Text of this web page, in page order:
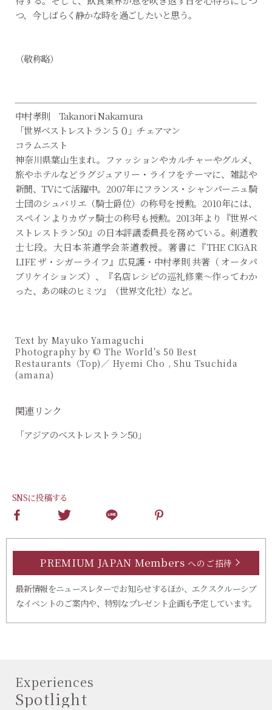
つ、今しばらく静かな時を過ごしたいと思う。
（敬称略）
中村孝則 Takanori Nakamura
「世界ベストレストラン５０」チェアマン
コラムニスト
神奈川県葉山生まれ。ファッションやカルチャーやグルメ、
旅やホテルなどラグジュアリー・ライフをテーマに、雑誌や
新聞、TVにて活躍中。2007年にフランス・シャンパーニュ騎
士団のシュバリエ（騎士爵位）の称号を授勲。2010年には、
スペインよりカヴァ騎士の称号も授勲。2013年より『世界ベ
ストレストラン50』の日本評議委員長を務めている。剣道教
士七段。大日本茶道学会茶道教授。著書に『THE CIGAR
LIFE ザ・シガーライフ』広見護・中村孝則 共著（ オータパ
ブリケイションズ）、『名店レシピの巡礼修業～作ってわか
った、あの味のヒミツ』（世界文化社）など。
Text by Mayuko Yamaguchi
Photography by © The World's 50 Best
Restaurants（Top)／ Hyemi Cho , Shu Tsuchida
(amana)
関連リンク
「アジアのベストレストラン50」
SNSに投稿する
PREMIUM JAPAN Members へのご招待
最新情報をニュースレターでお知らせするほか、エクスクルーシブ
なイベントのご案内や、特別なプレゼント企画も予定しています。
Experiences
Spotlight